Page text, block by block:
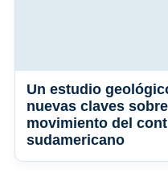
Un estudio
nuevas claves sobre
movimiento del
sudamericano